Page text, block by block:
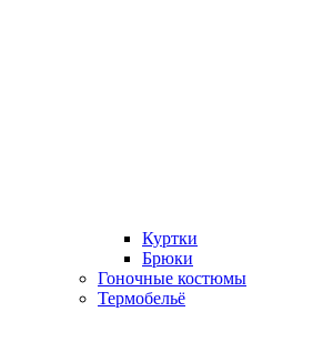
Куртки
Брюки
Гоночные костюмы
Термобельё